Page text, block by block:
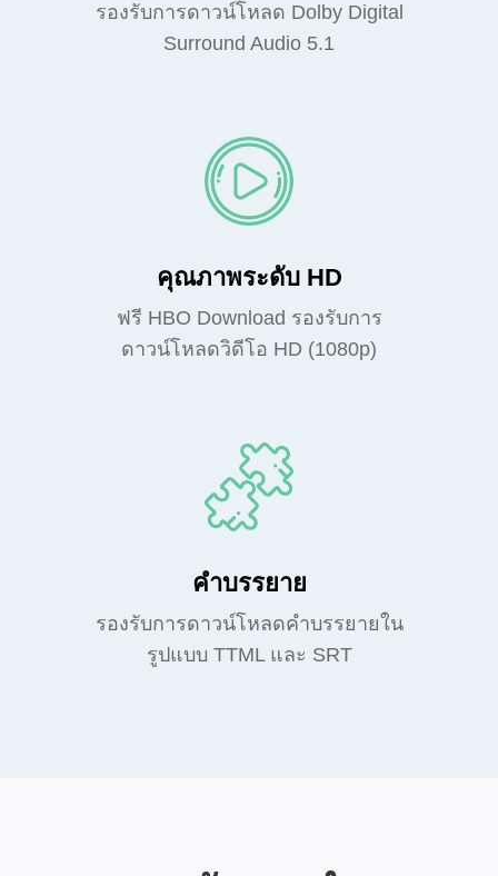
รองรับการดาวน์โหลด Dolby Digital
Surround Audio 5.1
คุณภาพระดับ HD
ฟรี HBO Download รองรับการ
ดาวน์โหลดวิดีโอ HD (1080p)
คำบรรยาย
รองรับการดาวน์โหลดคำบรรยายใน
รูปแบบ TTML และ SRT